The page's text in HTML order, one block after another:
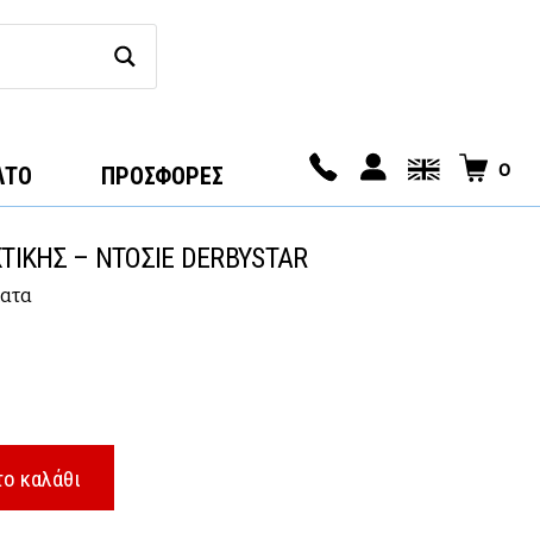
ΠΡΟΣΦΟΡΕΣ 0
– ΝΤΟΣΙΕ DERBYSTAR
καλάθι